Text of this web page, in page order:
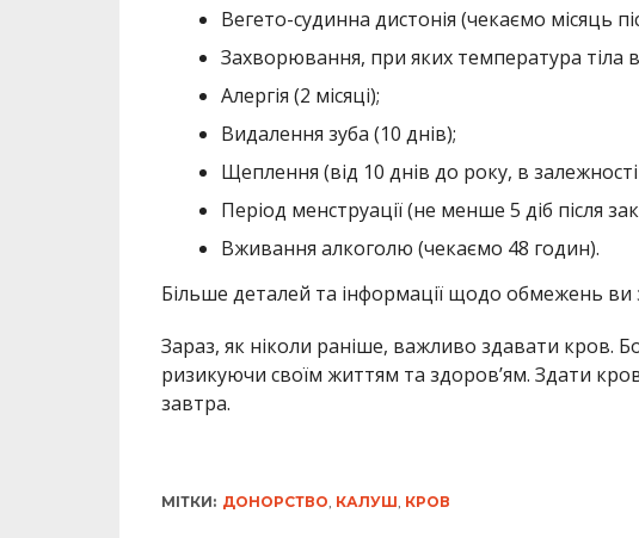
Вегето-судинна дистонія (чекаємо місяць
Захворювання, при яких температура тіла
Алергія (2 місяці);
Видалення зуба (10 днів);
Щеплення (від 10 днів до року, в
Період менструації (не менше 5 діб після
Вживання алкоголю (чекаємо 48 годин).
Більше деталей та інформації щодо обмежень ви
Зараз, як ніколи раніше, важливо здавати кров.
ризикуючи своїм життям та здоров’ям. Здати
завтра.
МІТКИ: ДОНОРСТВО, КАЛУШ, КРОВ